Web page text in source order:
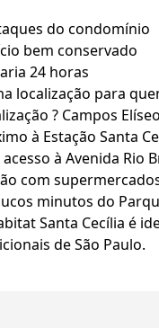
do condomínio
bem conservado
24 horas
localização para
? Campos
à Estação Santa
acesso à Avenida Rio
com
minutos do
Santa Cecília é
de São Paulo.